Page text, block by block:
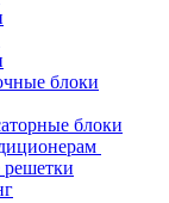
блоки
блоки